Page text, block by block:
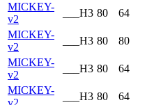
MICKEY-
v2
___H3 80 64
MICKEY-
v2
___H3 80 80
MICKEY-
v2
___H3 80 64
MICKEY-
v2
___H3 80 64